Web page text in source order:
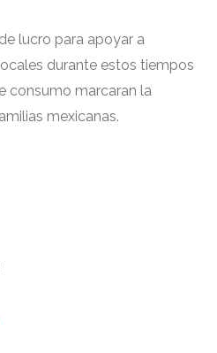
lucro para apoyar a
durante estos tiempos
consumo marcaran la
mexicanas.